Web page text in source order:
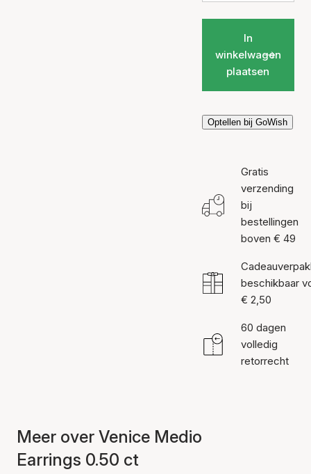
In
winkelwagen
plaatsen
Optellen bij GoWish
Gratis
verzending
bij
bestellingen
boven € 49
beschikbaar
€ 2,50
60 dagen
volledig
retorrecht
Meer over Venice Medio
Earrings 0.50 ct